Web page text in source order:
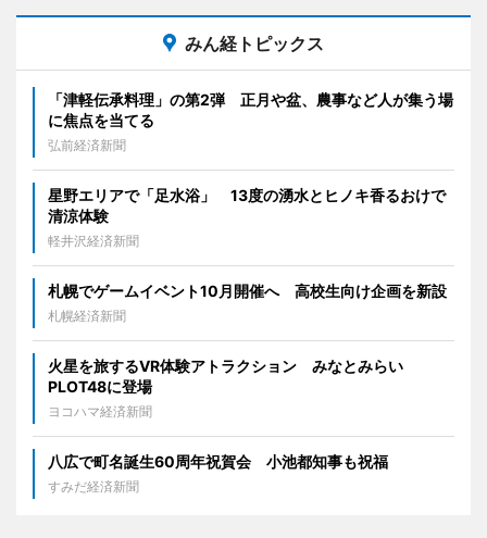
みん経トピックス
「津軽伝承料理」の第2弾 正月や盆、農事など人が集う場
に焦点を当てる
弘前経済新聞
星野エリアで「足水浴」 13度の湧水とヒノキ香るおけで
清涼体験
軽井沢経済新聞
札幌でゲームイベント10月開催へ 高校生向け企画を新設
札幌経済新聞
火星を旅するVR体験アトラクション みなとみらい
PLOT48に登場
ヨコハマ経済新聞
八広で町名誕生60周年祝賀会 小池都知事も祝福
すみだ経済新聞